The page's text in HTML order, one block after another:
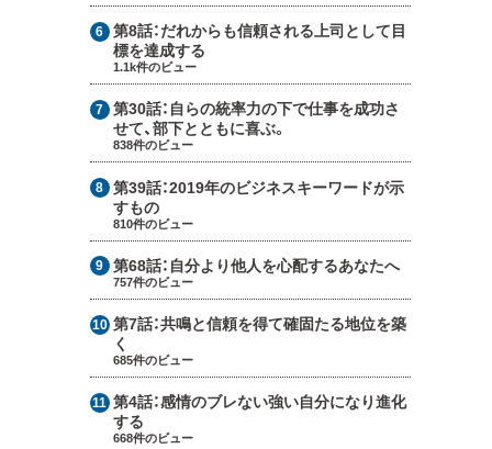
第8話：だれからも信頼される上司として目
標を達成する
1.1k件のビュー
第30話： 自らの統率力の下で仕事を成功さ
せて、部下とともに喜ぶ。
838件のビュー
第39話：2019年のビジネスキーワードが示
すもの
810件のビュー
第68話： 自分より他人を心配するあなたへ
757件のビュー
第7話：共鳴と信頼を得て確固たる地位を築
く
685件のビュー
第4話：感情のブレない強い自分になり進化
する
668件のビュー